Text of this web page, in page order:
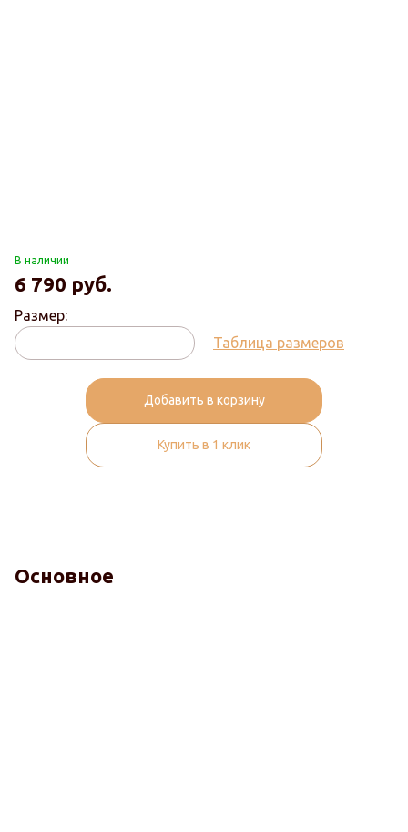
В наличии
6 790 руб.
Размер:
Таблица размеров
Добавить в корзину
Купить в 1 клик
Основное